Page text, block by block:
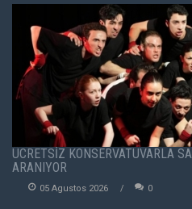
ÜCRETSİZ KONSERVATUVARLA
ARANIYOR
05 Agustos 2026 0